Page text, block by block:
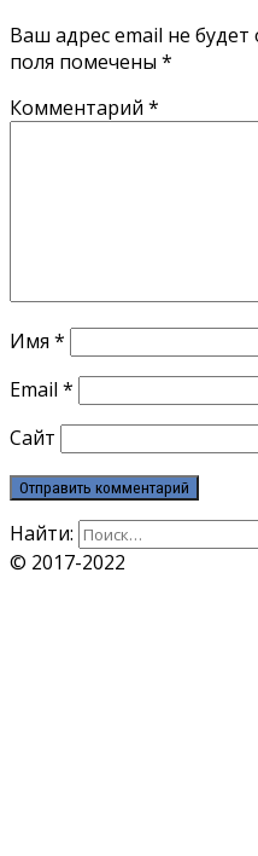
Ваш адрес email не будет
поля помечены *
Комментарий *
Имя *
Email *
Сайт
Найти:
© 2017-2022